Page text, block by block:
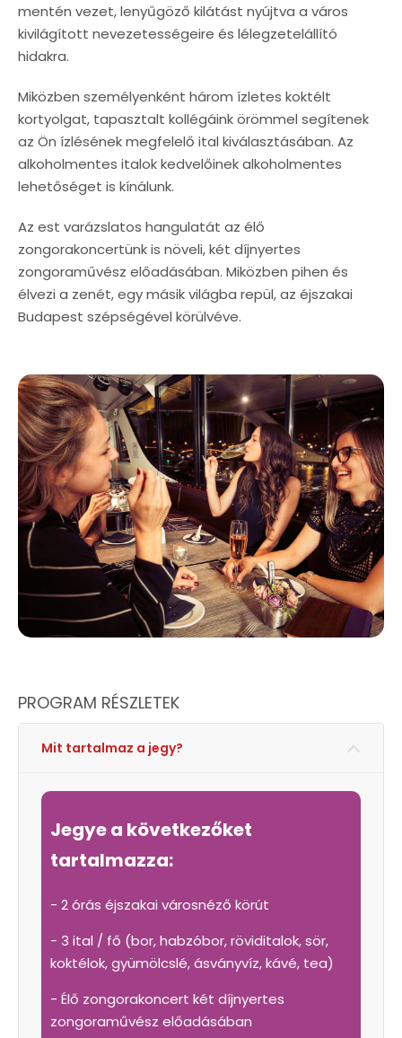
mentén vezet, lenyűgöző kilátást nyújtva a város
kivilágított nevezetességeire és lélegzetelállító
hidakra.
Miközben személyenként három ízletes koktélt
kortyolgat, tapasztalt kollégáink örömmel segítenek
az Ön ízlésének megfelelő ital kiválasztásában. Az
alkoholmentes italok kedvelőinek alkoholmentes
lehetőséget is kínálunk.
Az est varázslatos hangulatát az élő
zongorakoncertünk is növeli, két díjnyertes
zongoraművész előadásában. Miközben pihen és
élvezi a zenét, egy másik világba repül, az éjszakai
Budapest szépségével körülvéve.
PROGRAM RÉSZLETEK
Mit tartalmaz a jegy?
Jegye a következőket
tartalmazza:
- 2 órás éjszakai városnéző körút
- 3 ital / fő (bor, habzóbor, röviditalok, sör,
koktélok, gyümölcslé, ásványvíz, kávé, tea)
- Élő zongorakoncert két díjnyertes
zongoraművész előadásában